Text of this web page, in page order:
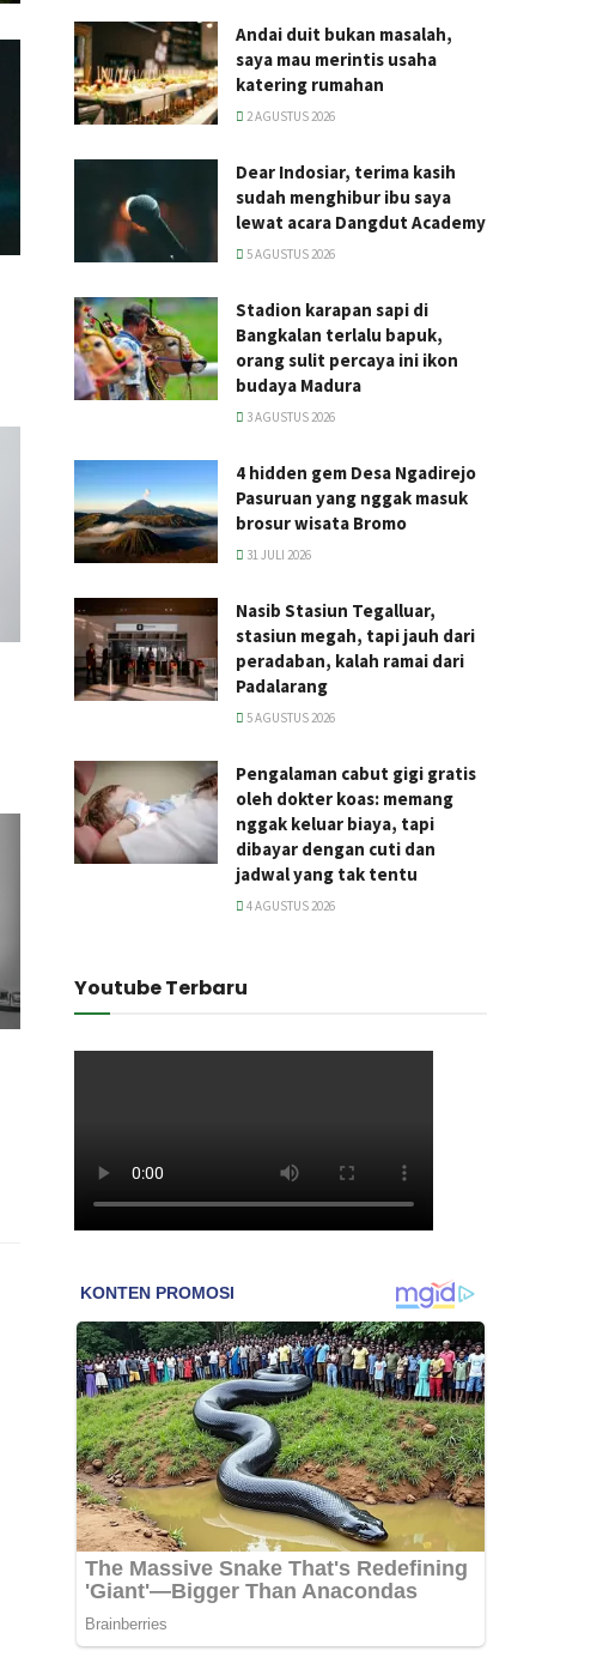
Andai duit bukan masalah,
saya mau merintis usaha
katering rumahan
2 AGUSTUS 2026
Dear Indosiar, terima kasih
sudah menghibur ibu saya
lewat acara Dangdut Academy
5 AGUSTUS 2026
Stadion karapan sapi di
Bangkalan terlalu bapuk,
orang sulit percaya ini ikon
budaya Madura
3 AGUSTUS 2026
4 hidden gem Desa Ngadirejo
Pasuruan yang nggak masuk
brosur wisata Bromo
31 JULI 2026
Nasib Stasiun Tegalluar,
stasiun megah, tapi jauh dari
peradaban, kalah ramai dari
Padalarang
5 AGUSTUS 2026
Pengalaman cabut gigi gratis
oleh dokter koas: memang
nggak keluar biaya, tapi
dibayar dengan cuti dan
jadwal yang tak tentu
4 AGUSTUS 2026
Youtube Terbaru